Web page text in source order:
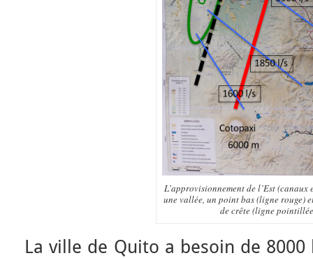
L’approvisionnement de l’Est (canaux
une vallée, un point bas (ligne rouge)
de crête (ligne
La ville de Quito a besoin de 8000